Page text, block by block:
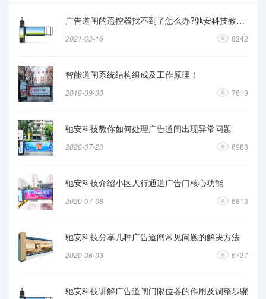
广告道闸的遥控器找不到了怎么办?驰安科技教你操作
2021-03-16 8242
智能道闸系统结构组成及工作原理！
2019-09-30 7619
驰安科技教你如何处理广告道闸出现异常问题
2020-07-20 6983
驰安科技介绍小区人行通道广告门核心功能
2020-07-08 6813
驰安科技分享几种广告道闸常见问题的解决方法
2020-06-03 6737
驰安科技讲解广告道闸门限位器的作用及调整步骤